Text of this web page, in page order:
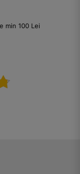
min 100 Lei